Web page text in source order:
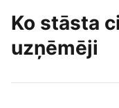
Ko stāsta
uzņēmēji